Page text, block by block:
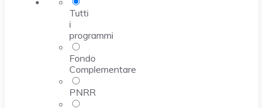
Tutti
i
programmi
Fondo
Complementare
PNRR